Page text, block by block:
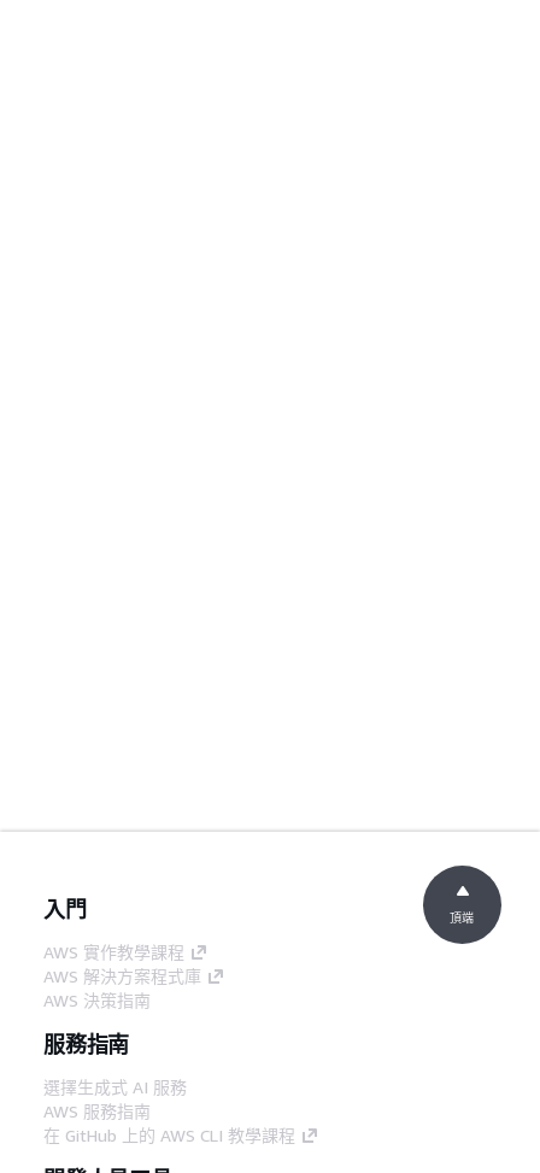
入門
AWS 實作教學課程
AWS 解決方案程式庫
AWS 決策指南
服務指南
選擇生成式 AI 服務
AWS 服務指南
在 GitHub 上的 AWS CLI 教學課程
頂端